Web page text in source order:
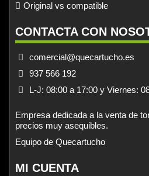
Original vs compatible
CONTACTA CON
comercial@quecartucho.es
937 566 192
L-J: 08:00 a 17:00 y Viernes:
Empresa dedicada a la venta de
precios muy asequibles.
Equipo de Quecartucho
MI CUENTA